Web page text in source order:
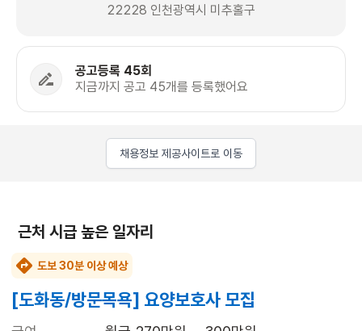
22228 인천광역시 미추홀구
공고등록 45회
지금까지 공고 45개를 등록했어요
채용정보 제공사이트로 이동
근처 시급 높은 일자리
도보 30분 이상 예상
[도화동/방문목욕] 요양보호사 모집